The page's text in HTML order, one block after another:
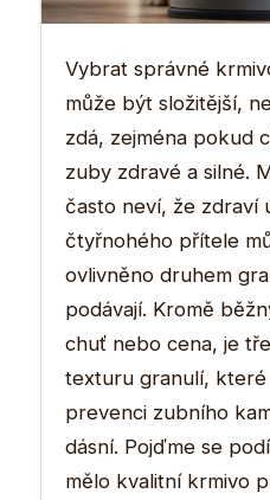
Vybrat správné
může být složitější,
zdá, zejména pokud
zuby zdravé a silné.
často neví, že zdraví
čtyřnohého přítele
ovlivněno druhem
podávají. Kromě
chuť nebo cena, je
texturu granulí, které
prevenci zubního
dásní. Pojďme se
mělo kvalitní krmivo